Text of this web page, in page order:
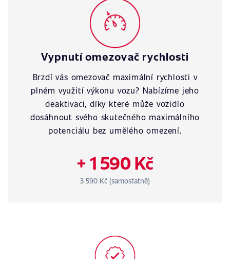
Vypnutí omezovač rychlosti
Brzdí vás omezovač maximální rychlosti v
plném využití výkonu vozu? Nabízíme jeho
deaktivaci, díky které může vozidlo
dosáhnout svého skutečného maximálního
potenciálu bez umělého omezení.
+ 1 590 Kč
3 590 Kč (samostatně)